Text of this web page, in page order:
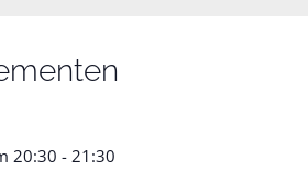
20:30 - 21:30